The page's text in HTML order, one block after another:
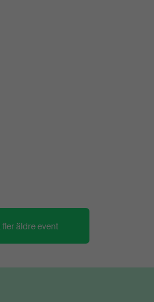
fler äldre event